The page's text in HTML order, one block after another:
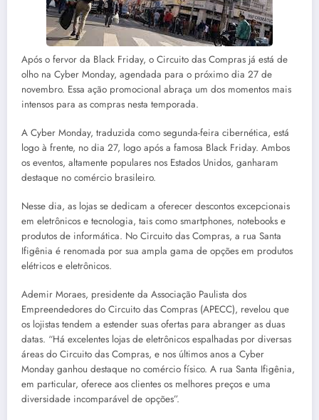
Após o fervor da Black Friday, o Circuito das Compras já está de
olho na Cyber Monday, agendada para o próximo dia 27 de
novembro. Essa ação promocional abraça um dos momentos mais
intensos para as compras nesta temporada.
A Cyber Monday, traduzida como segunda-feira cibernética, está
logo à frente, no dia 27, logo após a famosa Black Friday. Ambos
os eventos, altamente populares nos Estados Unidos, ganharam
destaque no comércio brasileiro.
Nesse dia, as lojas se dedicam a oferecer descontos excepcionais
em eletrônicos e tecnologia, tais como smartphones, notebooks e
produtos de informática. No Circuito das Compras, a rua Santa
Ifigênia é renomada por sua ampla gama de opções em produtos
elétricos e eletrônicos.
Ademir Moraes, presidente da Associação Paulista dos
Empreendedores do Circuito das Compras (APECC), revelou que
os lojistas tendem a estender suas ofertas para abranger as duas
datas. “Há excelentes lojas de eletrônicos espalhadas por diversas
áreas do Circuito das Compras, e nos últimos anos a Cyber
Monday ganhou destaque no comércio físico. A rua Santa Ifigênia,
em particular, oferece aos clientes os melhores preços e uma
diversidade incomparável de opções”.